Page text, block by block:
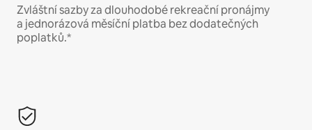
Zvláštní sazby za dlouhodobé rekreační pronájmy
a jednorázová měsíční platba bez dodatečných
poplatků.*